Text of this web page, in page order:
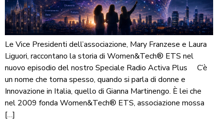
Le Vice Presidenti dell’associazione, Mary Franzese e Laura
Liguori, raccontano la storia di Women&Tech® ETS nel
nuovo episodio del nostro Speciale Radio Activa Plus C’è
un nome che torna spesso, quando si parla di donne e
Innovazione in Italia, quello di Gianna Martinengo. È lei che
nel 2009 fonda Women&Tech® ETS, associazione mossa
[…]